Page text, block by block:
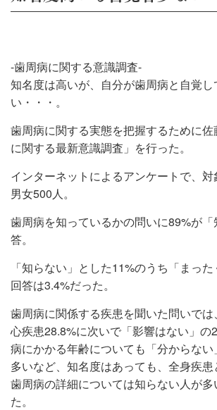
-歯周病に関する意識調査-
知名度は高いが、自分が歯周病と自覚
い・・・。
歯周病に関する実態を把握するために
に関する最新意識調査」を行った。
インターネットによるアンケートで、
男女500人。
歯周病を知っているかの問いに89%が
答。
「知らない」とした11%のうち「まっ
回答は3.4%だった。
歯周病に関係する疾患を聞いた問いでは
心疾患28.8%に次いで「影響はない」の
病にかかる年齢についても「分からな
多いなど、知名度はあっても、全身疾患
歯周病の詳細については知らない人が多
た。